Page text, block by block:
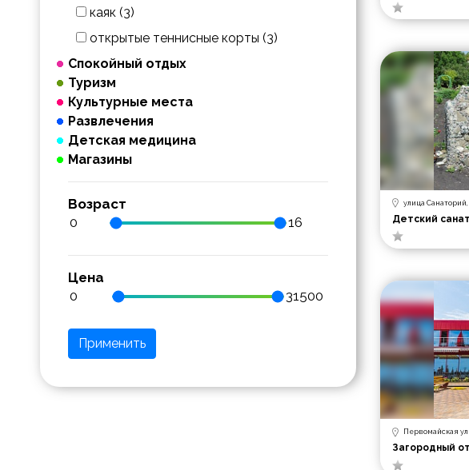
каяк (3)
открытые теннисные корты (3)
Спокойный отдых
Туризм
Культурные места
Развлечения
Детская медицина
Магазины
Возраст
Цена
Применить
улица Санаторий,
Детский
Первомайская
Загородный